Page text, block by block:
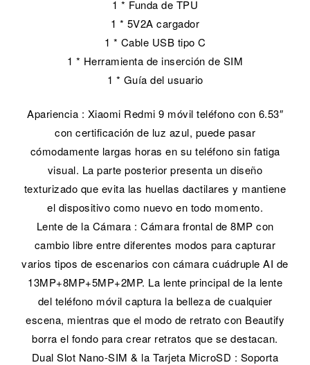
1 * Funda de TPU
1 * 5V2A cargador
1 * Cable USB tipo C
1 * Herramienta de inserción de SIM
1 * Guía del usuario
Apariencia : Xiaomi Redmi 9 móvil teléfono con 6.53″
con certificación de luz azul, puede pasar
cómodamente largas horas en su teléfono sin fatiga
visual. La parte posterior presenta un diseño
texturizado que evita las huellas dactilares y mantiene
el dispositivo como nuevo en todo momento.
Lente de la Cámara : Cámara frontal de 8MP con
cambio libre entre diferentes modos para capturar
varios tipos de escenarios con cámara cuádruple AI de
13MP+8MP+5MP+2MP. La lente principal de la lente
del teléfono móvil captura la belleza de cualquier
escena, mientras que el modo de retrato con Beautify
borra el fondo para crear retratos que se destacan.
Dual Slot Nano-SIM & la Tarjeta MicroSD : Soporta